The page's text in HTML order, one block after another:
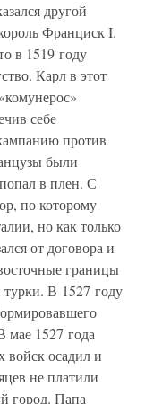
другой
Франциск I.
в 1519 году
Карл в этот
себе
против
были
в плен. С
по которому
но как только
от договора и
границы
турки. В 1527 году
мае 1527 года
войск осадил и
не платили
город. Папа